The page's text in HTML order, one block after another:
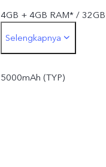
4GB + 4GB RAM* / 32GB
ROM
Selengkapnya
5000mAh (TYP)